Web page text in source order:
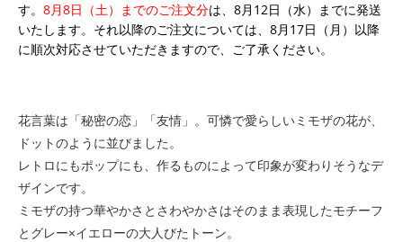
す。 8月8日（土）までのご注文分は、8月12日（水）までに発送
いたします。それ以降のご注文については、8月17日（月）以降
に順次対応させていただきますので、ご了承ください。
花言葉は「秘密の恋」「友情」。可憐で愛らしいミモザの花が、
ドットのように並びました。
レトロにもポップにも、作るものによって印象が変わりそうなデ
ザインです。
ミモザの持つ華やかさとさわやかさはそのまま表現したモチーフ
とグレー×イエローの大人びたトーン。